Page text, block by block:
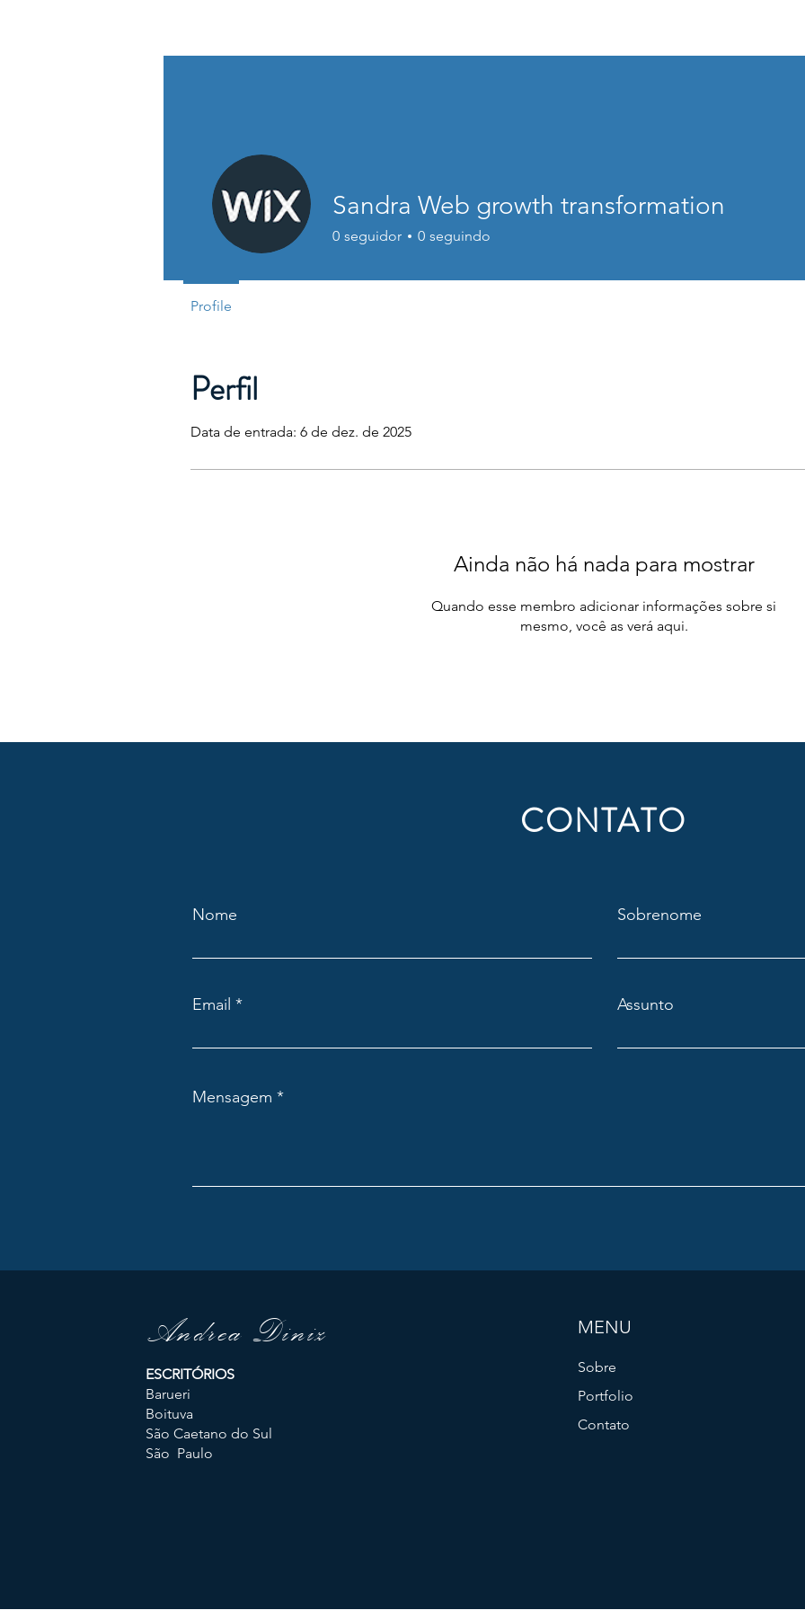
Perfil
Data de entrada: 6 de dez. de 2025
Ainda não há nada para mostrar
Quando esse membro adicionar informações sobre si
mesmo, você as verá aqui.
Sandra Web growth transformation
0 seguidor 0 seguindo
Profile
CONTATO
Nome Sobrenome
Email Assunto
Mensagem
Andrea Diniz
ESCRITÓRIOS
Barueri
Boituva
São Caetano do Sul
São Paulo
MENU
Sobre
Portfolio
Contato